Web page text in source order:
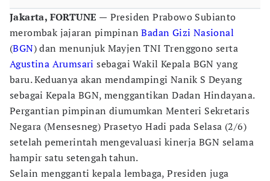
Jakarta, FORTUNE — Presiden Prabowo Subianto
merombak jajaran pimpinanBadan Gizi Nasional
(BGN) dan menunjuk Mayjen TNI Trenggono serta
Agustina Arumsari sebagai Wakil Kepala BGN yang
baru. Keduanya akan mendampingi Nanik S Deyang
sebagai Kepala BGN, menggantikan Dadan Hindayana.
Pergantian pimpinan diumumkan Menteri Sekretaris
Negara (Mensesneg) Prasetyo Hadi pada Selasa (2/6)
setelah pemerintah mengevaluasi kinerja BGN selama
hampir satu setengah tahun.
Selain mengganti kepala lembaga, Presiden juga